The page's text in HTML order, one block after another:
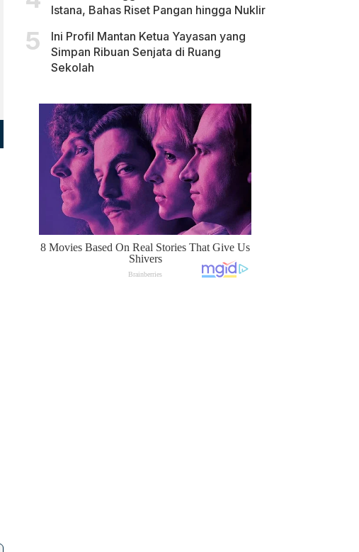
Istana, Bahas Riset Pangan hingga Nuklir
Ini Profil Mantan Ketua Yayasan yang
Simpan Ribuan Senjata di Ruang
Sekolah